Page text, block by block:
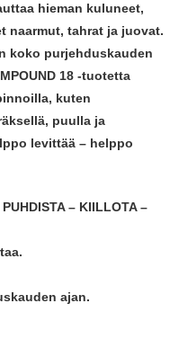
hieman kuluneet,
naarmut, tahrat ja juovat.
koko purjehduskauden
18 -tuotetta
kuten
puulla ja
levittää – helppo
– KIILLOTA –
ajan.